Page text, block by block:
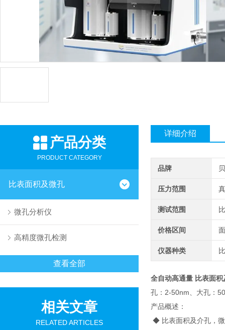
产品分类
PRODUCT CATEGORY
比表面积及微孔
微孔分析仪
高精度微孔检测
查看全部
相关文章
RELATED ARTICLES
详细介绍
品牌
压力范围
测试范围
价格区间
仪器种类
全自动高通量 比表面
孔：2-50nm、大孔：
产品概述：
◆ 比表面积及介孔，